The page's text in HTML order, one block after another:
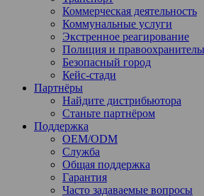
Коммерческая деятельность
Коммунальные услуги
Экстренное реагирование
Полиция и
Безопасный город
Кейс-стади
Партнёры
Найдите дистрибьютора
Станьте партнёром
Поддержка
OEM/ODM
Служба
Общая поддержка
Гарантия
Часто задаваемые вопросы